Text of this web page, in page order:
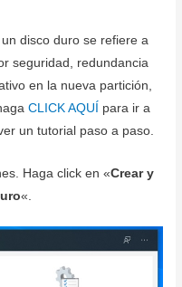
disco duro se refiere a
seguridad, redundancia
en la nueva partición,
CLICK AQUÍ para ir a
un tutorial paso a paso.
Haga click en «Crear y
«.